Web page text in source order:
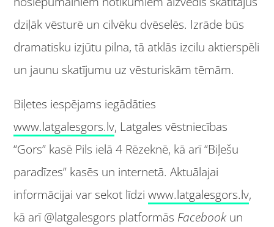
dziļāk vēsturē un cilvēku dvēselēs. Izrāde būs
dramatisku izjūtu pilna, tā atklās izcilu aktierspēli
un jaunu skatījumu uz vēsturiskām tēmām.
Biļetes iespējams iegādāties
www.latgalesgors.lv, Latgales vēstniecības
“Gors” kasē Pils ielā 4 Rēzeknē, kā arī “Biļešu
paradīzes” kasēs un internetā. Aktuālajai
informācijai var sekot līdziwww.latgalesgors.lv,
kā arī @latgalesgors platformās Facebook un